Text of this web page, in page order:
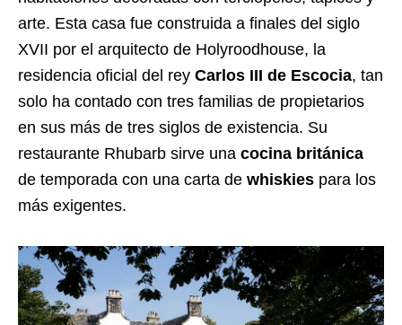
arte. Esta casa fue construida a finales del siglo
XVII por el arquitecto de Holyroodhouse, la
residencia oficial del rey Carlos III de Escocia, tan
solo ha contado con tres familias de propietarios
en sus más de tres siglos de existencia. Su
restaurante Rhubarb sirve una cocina británica
de temporada con una carta de whiskies para los
más exigentes.